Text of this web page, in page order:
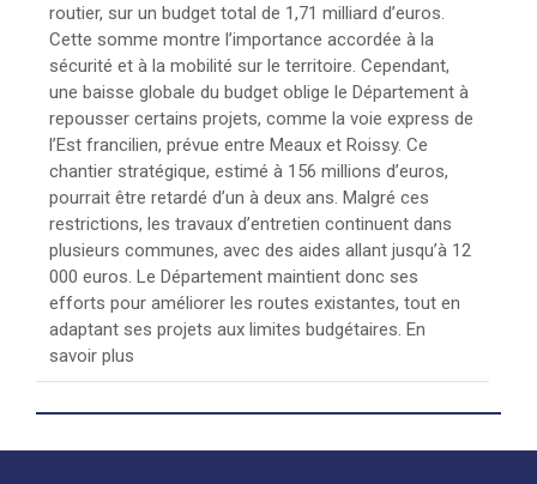
routier, sur un budget total de 1,71 milliard d’euros.
Cette somme montre l’importance accordée à la
sécurité et à la mobilité sur le territoire. Cependant,
une baisse globale du budget oblige le Département à
repousser certains projets, comme la voie express de
l’Est francilien, prévue entre Meaux et Roissy. Ce
chantier stratégique, estimé à 156 millions d’euros,
pourrait être retardé d’un à deux ans. Malgré ces
restrictions, les travaux d’entretien continuent dans
plusieurs communes, avec des aides allant jusqu’à 12
000 euros. Le Département maintient donc ses
efforts pour améliorer les routes existantes, tout en
adaptant ses projets aux limites budgétaires. En
savoir plus